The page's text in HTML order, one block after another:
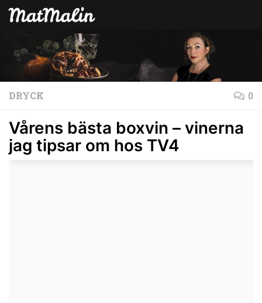
Hoppa till innehåll
DRYCK 0
Vårens bästa boxvin – vinerna
jag tipsar om hos TV4